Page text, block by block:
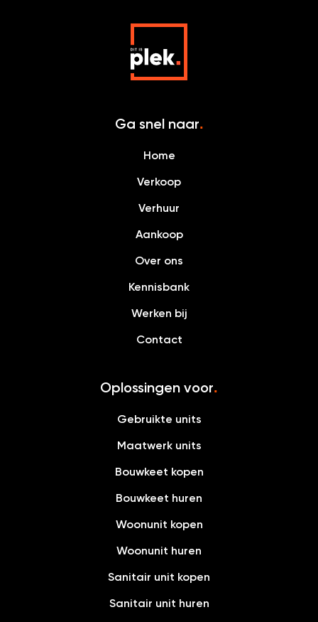
Ga snel naar.
Home
Verkoop
Verhuur
Aankoop
Over ons
Kennisbank
Werken bij
Contact
Oplossingen voor.
Gebruikte units
Maatwerk units
Bouwkeet kopen
Bouwkeet huren
Woonunit kopen
Woonunit huren
Sanitair unit kopen
Sanitair unit huren